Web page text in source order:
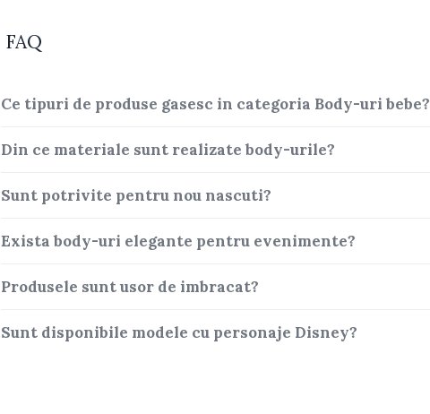
FAQ
Ce tipuri de produse gasesc in categoria Body-uri bebe?
Din ce materiale sunt realizate body-urile?
Sunt potrivite pentru nou nascuti?
Exista body-uri elegante pentru evenimente?
Produsele sunt usor de imbracat?
Sunt disponibile modele cu personaje Disney?